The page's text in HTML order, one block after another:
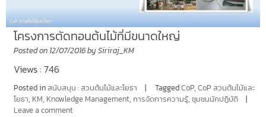
โครงการตัดทอนต้นไม้ที่มีขนาดใหญ่
Posted on 12/07/2016by Siriraj_KM
Views : 746
Posted inสนับสนุน : สวนต้นไม้และโยธา TaggedCoP, CoP สวนต้นไม้และ
โยธา, KM, Knowledge Management, การจัดการความรู้, ชุมชนนักปฏิบัติ
Leave a comment